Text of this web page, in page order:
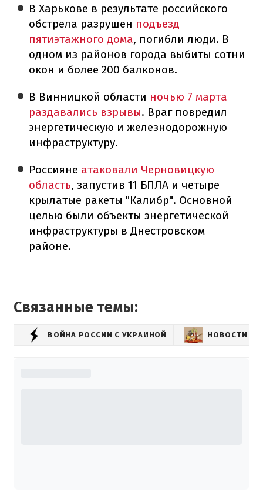
В Харькове в результате российского
обстрела разрушен подъезд
пятиэтажного дома, погибли люди. В
одном из районов города выбиты сотни
окон и более 200 балконов.
В Винницкой области ночью 7 марта
раздавались взрывы. Враг повредил
энергетическую и железнодорожную
инфраструктуру.
Россияне атаковали Черновицкую
область, запустив 11 БПЛА и четыре
крылатые ракеты "Калибр". Основной
целью были объекты энергетической
инфраструктуры в Днестровском
районе.
Связанные темы:
ВОЙНА РОССИИ С УКРАИНОЙ НОВОСТИ